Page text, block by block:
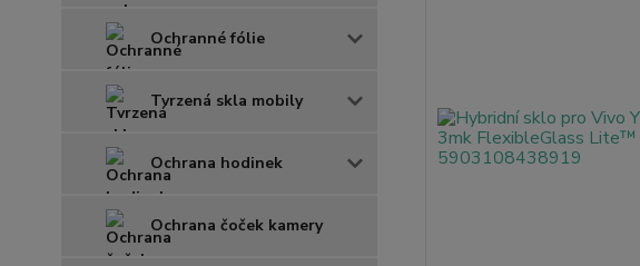
Ochranné fólie
Tvrzená skla mobily
Ochrana hodinek
Ochrana čoček kamery